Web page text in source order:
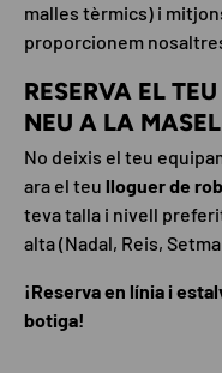
malles tèrmics) i
proporcionem
RESERVA EL
NEU A LA
No deixis el teu
ara el teu lloguer de
teva talla i nivell
alta (Nadal, Reis,
¡Reserva en línia i
botiga!